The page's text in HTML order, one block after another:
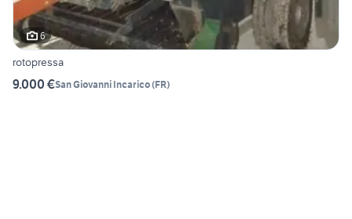
6
rotopressa
9.000 €San Giovanni Incarico(FR)